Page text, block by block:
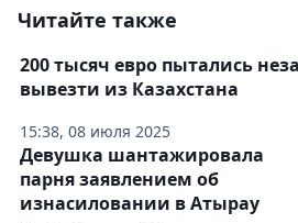
Читайте также
15:38, 08 июля 2025
200 тысяч евро пытались
вывезти из Казахстана
Девушка шантажировала
парня заявлением об
изнасиловании в Атырау